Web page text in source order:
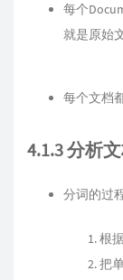
每个
就是原始
每个文档
4.1.3 分析
分词的过
根
把